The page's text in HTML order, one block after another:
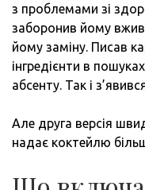
з проблемами зі
заборонив йому
йому заміну. Писав
інгредієнти в
абсенту. Так і
Але друга версія
надає коктейлю